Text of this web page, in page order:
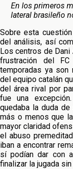
En los primeros
lateral brasileño
Sobre esta
del análisis, así
Los centros de
frustración del
temporadas ya son
del equipo catalán
del área rival por
fue una
quedaba la duda
más o menos que
mayor claridad
el abuso
iban a encontrar
sí podían dar con
finalizar la jugada